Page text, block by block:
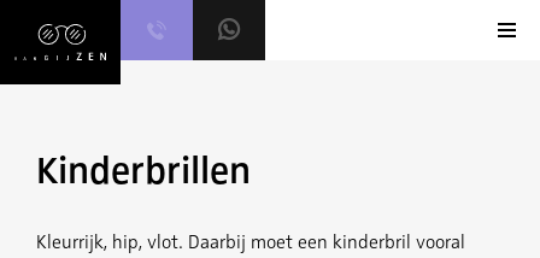
Skip
Kinderbrillen
Kleurrijk, hip, vlot. Daarbij moet een kinderbril vooral